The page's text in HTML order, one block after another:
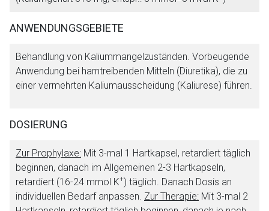
ANWENDUNGSGEBIETE
Behandlung von Kaliummangelzuständen. Vorbeugende
Anwendung bei harntreibenden Mitteln (Diuretika), die zu
einer vermehrten Kaliumausscheidung (Kaliurese) führen.
DOSIERUNG
Zur Prophylaxe: Mit 3-mal 1 Hartkapsel, retardiert täglich
beginnen, danach im Allgemeinen 2-3 Hartkapseln,
retardiert (16-24 mmol K+) täglich. Danach Dosis an
individuellen Bedarf anpassen. Zur Therapie: Mit 3-mal 2